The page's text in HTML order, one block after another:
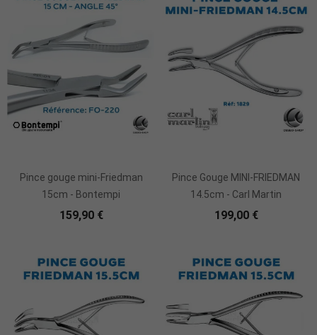
Pince gouge mini-Friedman
15cm - Bontempi
159,90 €
Pince Gouge MINI-FRIEDMAN
14.5cm - Carl Martin
199,00 €